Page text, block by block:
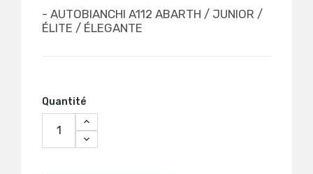
- AUTOBIANCHI A112 ABARTH / JUNIOR /
ÉLITE / ÉLEGANTE
Quantité